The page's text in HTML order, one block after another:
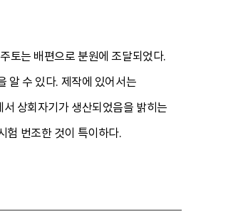
토는 배편으로 분원에 조달되었다.
알 수 있다. 제작에 있어서는
상회자기가 생산되었음을 밝히는
험 번조한 것이 특이하다.